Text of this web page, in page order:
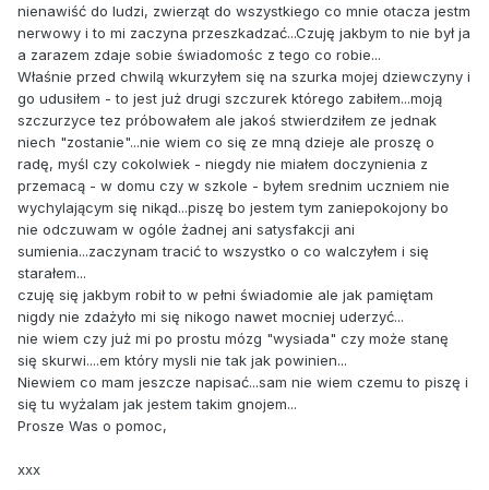
nienawiść do ludzi, zwierząt do wszystkiego co mnie otacza jestm
nerwowy i to mi zaczyna przeszkadzać...Czuję jakbym to nie był ja
a zarazem zdaje sobie świadomośc z tego co robie...
Właśnie przed chwilą wkurzyłem się na szurka mojej dziewczyny i
go udusiłem - to jest już drugi szczurek którego zabiłem...moją
szczurzyce tez próbowałem ale jakoś stwierdziłem ze jednak
niech "zostanie"...nie wiem co się ze mną dzieje ale proszę o
radę, myśl czy cokolwiek - niegdy nie miałem doczynienia z
przemacą - w domu czy w szkole - byłem srednim uczniem nie
wychylającym się nikąd...piszę bo jestem tym zaniepokojony bo
nie odczuwam w ogóle żadnej ani satysfakcji ani
sumienia...zaczynam tracić to wszystko o co walczyłem i się
starałem...
czuję się jakbym robił to w pełni świadomie ale jak pamiętam
nigdy nie zdażyło mi się nikogo nawet mocniej uderzyć...
nie wiem czy już mi po prostu mózg "wysiada" czy może stanę
się skurwi....em który mysli nie tak jak powinien...
Niewiem co mam jeszcze napisać...sam nie wiem czemu to piszę i
się tu wyżalam jak jestem takim gnojem...
Prosze Was o pomoc,
xxx